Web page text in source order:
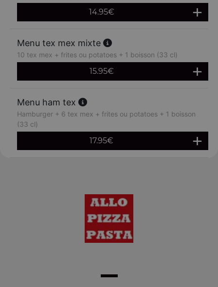
14.95€
Menu tex mex mixte
10 tex mex + frites ou potatoes + 1 boisson (33 cl)
15.95€
Menu ham tex
Hamburger + 6 tex mex + frites ou potatoes + 1 boisson
(33 cl)
17.95€